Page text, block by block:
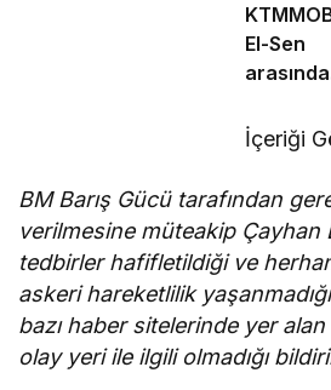
El-Sen
arasında
Komitesi
Birliği
İçeriği
BM Barış Gücü tarafından
verilmesine müteakip
tedbirler hafifletildiği ve
askeri hareketlilik
bazı haber sitelerinde yer
olay yeri ile ilgili olmadığı